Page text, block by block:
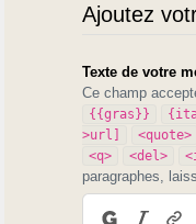
Ajoutez
Texte de votre
Ce champ
{{gras}}
>url]
<quote>
<q> <del>
paragraphes,